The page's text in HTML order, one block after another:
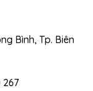
Bình, Tp. Biên
267